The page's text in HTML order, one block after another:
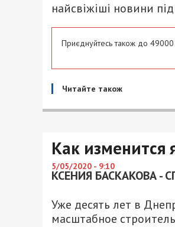
найсвіжіші новини
Приєднуйтесь також до 49000
Читайте також
Как изменится
5/05/2020 - 9:10
КСЕНИЯ БАСКАКОВА -
Уже десять лет в
масштабное